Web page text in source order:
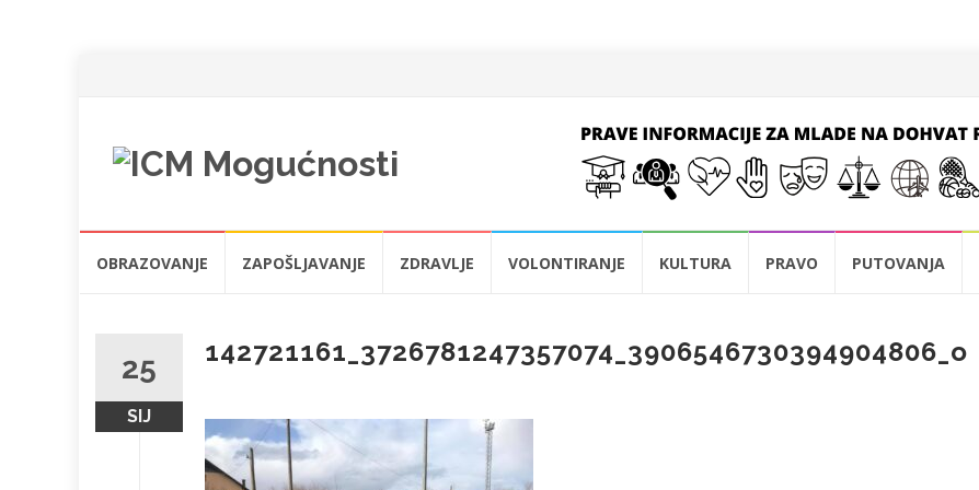
OBRAZOVANJE ZAPOŠLJAVANJE ZDRAVLJE VOLONTIRANJE KULTURA PRAVO PUTOVANJA
25
SIJ
142721161_3726781247357074_3906546730394904806_o